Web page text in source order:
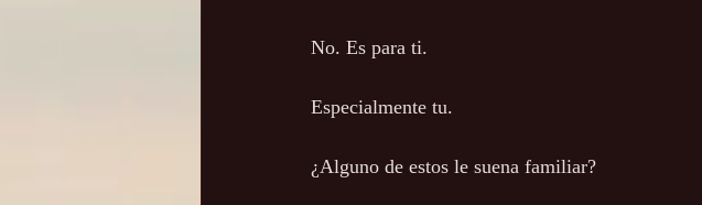
No. Es para ti.
Especialmente tu.
¿Alguno de estos le suena familiar?